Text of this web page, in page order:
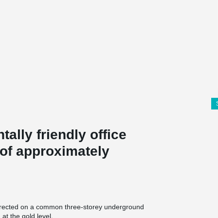
friendly office
approximately
on a common three-storey underground
the gold level.